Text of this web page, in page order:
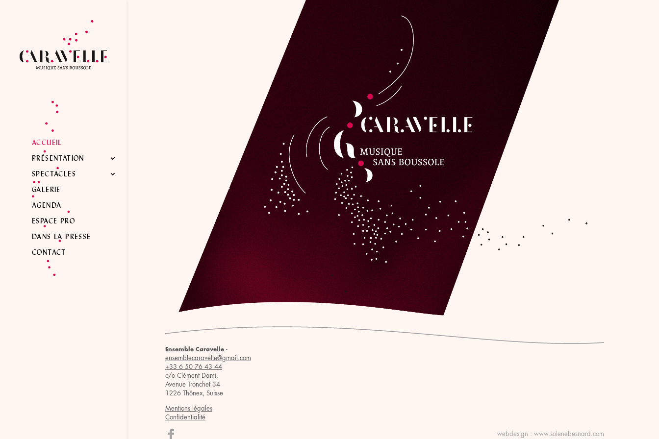
ACCUEIL
PRÉSENTATION
SPECTACLES
GALERIE
AGENDA
ESPACE PRO
DANS LA PRESSE
CONTACT
Ensemble Caravelle-
ensemblecaravelle@gmail.com
+33 6 50 76 43 44
c/o Clément Dami,
Avenue Tronchet 34
1226 Thônex, Suisse
Mentions légales
Confidentialité
webdesign :www.solenebesnard.com